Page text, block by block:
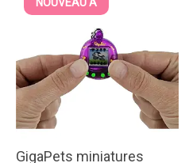
GigaPets miniatures